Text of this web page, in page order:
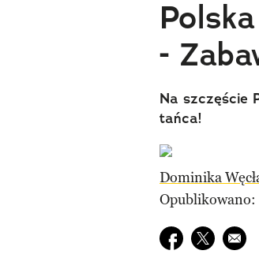
-
Na szczęście
tańca!
Dominika
Udostępnij na
E-